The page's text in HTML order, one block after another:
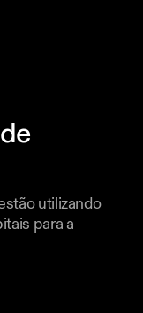
utilizando
para a